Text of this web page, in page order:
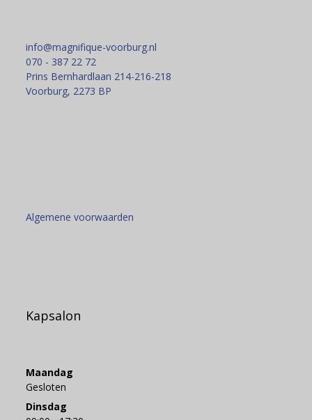
info@magnifique-voorburg.nl
070 - 387 22 72
Prins Bernhardlaan 214-216-218
Voorburg, 2273 BP
Algemene voorwaarden
Kapsalon
Maandag
Gesloten
Dinsdag